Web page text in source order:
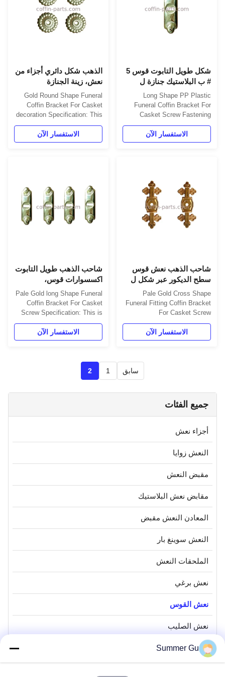
شكل طويل التابوت قوس 5
# ب البلاستيك جنازة ل
النعش المسمار الربط
Long Shape PP Plastic
Funeral Coffin Bracket For
Casket Screw Fastening
Specification: This is used
with matching screw For
decorating Coffin surface. 1.
your order 4. Delivery Time:
30 days after the order ...
الاستفسار الآن
الذهب شكل دائري أجزاء من
نعش، زينة الجنازة
اكسسوارات النعش قوس
Gold Round Shape Funeral
Coffin Bracket For Casket
decoration Specification: This
is used with matching screw
For decorating Coffin surface.
1. Item Name: Bracket 4#-
confirmed 5. ...
الاستفسار الآن
شاحب الذهب نعش قوس
سطح الديكور عبر شكل ل
النعش المسمار
Pale Gold Cross Shape
Funeral Fitting Coffin Bracket
For Casket Screw
Specification: This is used
with matching screw For
decorating Coffin surface. 1.
2. Material: Plastic (PP) 3.
Color: Gold, silver, copper, as
your order 4. Delivery Time:
الاستفسار الآن
شاحب الذهب طويل التابوت
اكسسوارات قوس،
اكسسوارات النعش
الموردين
Pale Gold long Shape Funeral
Coffin Bracket For Casket
Screw Specification: This is
used with matching screw For
decorating Coffin surface. 1.
Item Name: Bracket 5#- long
Color: Gold, silver, copper, as
your order 4. Delivery Time:
30 days after the order
الاستفسار الآن
سابق 1
2
جميع الفئات
أجزاء نعش
النعش زوايا
مقبض النعش
مقابض نعش البلاستيك
المعادن النعش مقبض
النعش سوينغ بار
الملحقات النعش
نعش برغي
نعش القوس
نعش الصليب
صندوق من الفولاذ المقاوم للصدأ
Summer Gu